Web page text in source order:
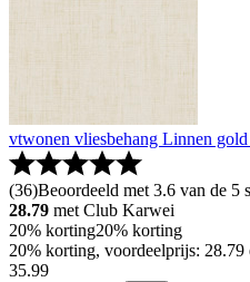
vtwonen vliesbehang Linnen
(36)Beoordeeld met 3.6 van de 5
28.79 met Club Karwei
20% korting20% korting
20% korting, voordeelprijs:
35.99